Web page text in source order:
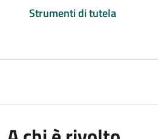
Strumenti di tutela